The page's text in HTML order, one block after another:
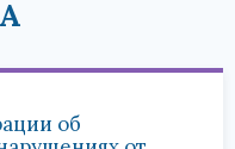
об